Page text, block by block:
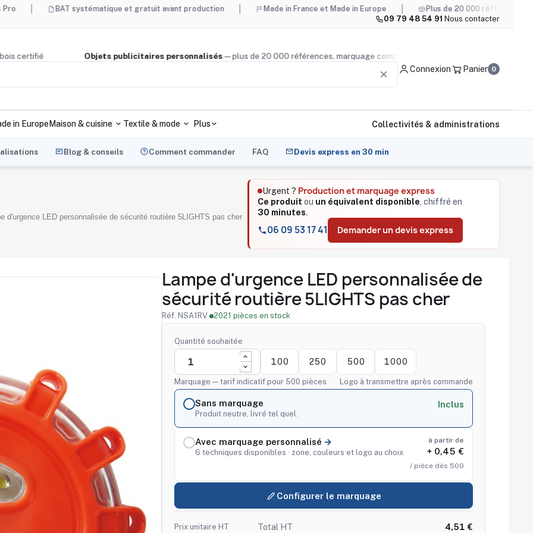
BAT systématique et gratuit avant production Made in France et Made in Europe
Plus de 20 000 références, marquage
09 79 48 54 91 · Nous contacter
liège, bois certifié Objets publicitaires personnalisés— plus de 20 000 références, marquage compris
clear Connexion Panier 0
in EuropeMaison & cuisine Textile & mode Plus Collectivités & administrations
Blog & conseils Comment commander FAQ Devis express en 30 min
d'urgence LED personnalisée de sécurité routière 5LIGHTS pas cher
Urgent ? Production et marquage express
Ce produit ou un équivalent disponible, chiffré en
30 minutes.
06 09 53 17 41 Demander un devis express
Lampe d'urgence LED personnalisée de
sécurité routière 5LIGHTS pas cher
Réf. NSA1RV· 2021 pièces en stock
Quantité souhaitée
100 250 500 1000
Marquage — tarif indicatif pour 500 pièces Logo à transmettre après commande
Sans marquage
Produit neutre, livré tel quel.
Inclus
Avec marquage personnalisé
6 techniques disponibles · zone, couleurs et logo au choix
à partir de
+ 0,45 €
/ pièce dès 500
Configurer le marquage
Prix unitaire HT Total HT
4,51 €